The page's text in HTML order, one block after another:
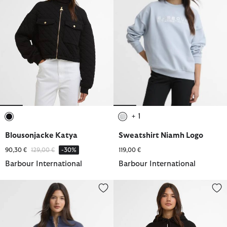
Blousonjacke Katya
90,30 € Reduziert von
129,00 €bis-30%
Barbour International
+ 1
Sweatshirt Niamh Logo
119,00 €
Barbour International
Sweatshirt Nova Quarter-Zip